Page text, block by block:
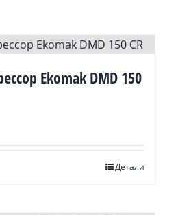
Ekomak DMD 150
Детали